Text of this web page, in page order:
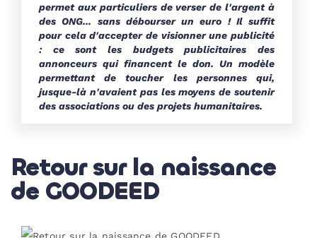
permet aux particuliers de verser de l'argent à
des ONG... sans débourser un euro ! Il suffit
pour cela d'accepter de visionner une publicité
: ce sont les budgets publicitaires des
annonceurs qui financent le don. Un modèle
permettant de toucher les personnes qui,
jusque-là n'avaient pas les moyens de soutenir
des associations ou des projets humanitaires.
Retour sur la naissance
de GOODEED